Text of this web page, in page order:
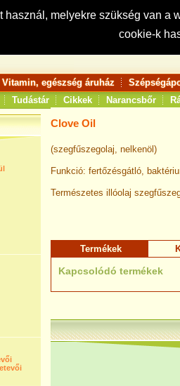
használ, melyekre szükség van
cookie-k
Keresés:
Vitamin, egészség áruház
Tudástár Cikkek Narancsbőr
Clove Oil
(szegfűszegolaj, nelkenöl)
Funkció: fertőzésgátló,
Természetes illóolaj
Termékek
Kapcsolódó termékek